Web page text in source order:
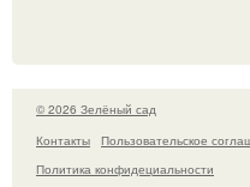
© 2026 Зелёный сад
Контакты
Пользовательское
Политика конфидециальности